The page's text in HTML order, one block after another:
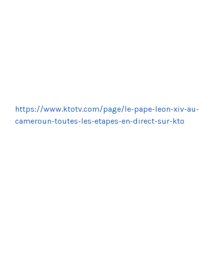
https://www.ktotv.com/page/le-pape-leon-xiv-au-
cameroun-toutes-les-etapes-en-direct-sur-kto